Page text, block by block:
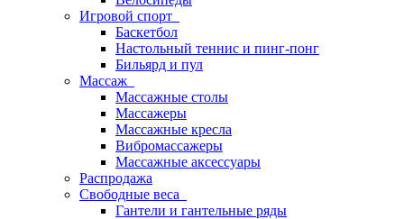
Игровой спорт
Баскетбол
Настольный теннис и пинг-понг
Бильярд и пул
Массаж
Массажные столы
Массажеры
Массажные кресла
Вибромассажеры
Массажные аксессуары
Распродажа
Свободные веса
Гантели и гантельные ряды